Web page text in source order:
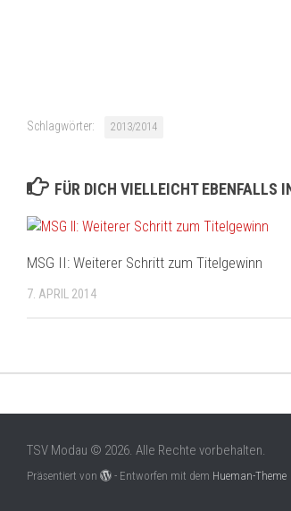
Schlagwörter: 2013/2014
FÜR DICH VIELLEICHT EBENFALLS
MSG II: Weiterer Schritt zum Titelgewinn
7. APRIL 2014
TSV Modau © 2026. Alle Rechte vorbehalten.
Präsentiert von - Entworfen mit dem Hueman-Theme